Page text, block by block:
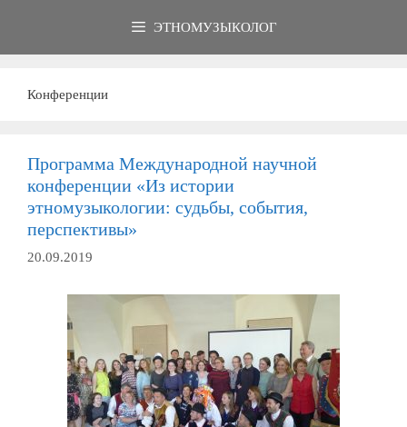
ЭТНОМУЗЫКОЛОГ
Конференции
Программа Международной научной
конференции «Из истории
этномузыкологии: судьбы, события,
перспективы»
20.09.2019